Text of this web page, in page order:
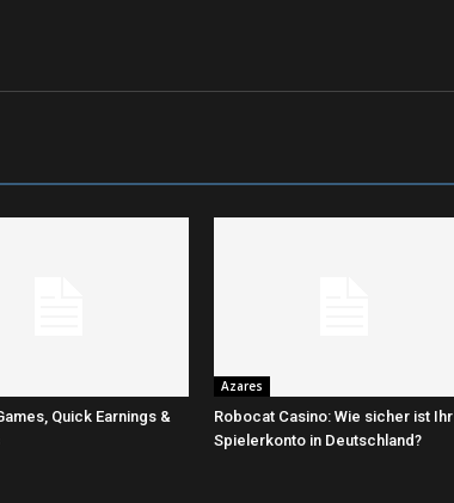
Quick Earnings &
Azares
Robocat Casino: Wie sicher ist Ihr
Spielerkonto in Deutschland?